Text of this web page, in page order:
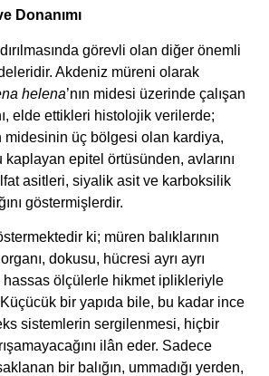
Donanımı
görevli olan diğer önemli
Akdeniz müreni olarak
helena’nın midesi üzerinde çalışan
elde ettikleri histolojik verilerde;
üç bölgesi olan kardiya,
kaplayan epitel örtüsünden, avlarını
asitleri, siyalik asit ve karboksilik
göstermişlerdir.
ki; müren balıklarının
dokusu, hücresi ayrı ayrı
ölçülerle hikmet iplikleriyle
Küçücük bir yapıda bile, bu kadar ince
sistemlerin sergilenmesi, hiçbir
ilân eder. Sadece
bir balığın, ummadığı yerden,